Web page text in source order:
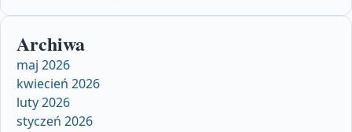
Archiwa
maj 2026
kwiecień 2026
luty 2026
styczeń 2026